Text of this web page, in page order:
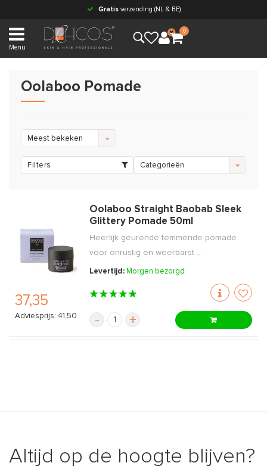
Gratisverzending (NL & BE)
Menu
0
Oolaboo Pomade
Meest bekeken
Filters Categorieën
37,35
Adviesprijs: 41,50
Oolaboo Straight Baobab Sleek
Glittery Pomade 50ml
Heerlijk geurende temmende pomade
voor onrustig en weerbarst ...
Levertijd: Morgen bezorgd
- +
Altijd op de hoogte blijven?